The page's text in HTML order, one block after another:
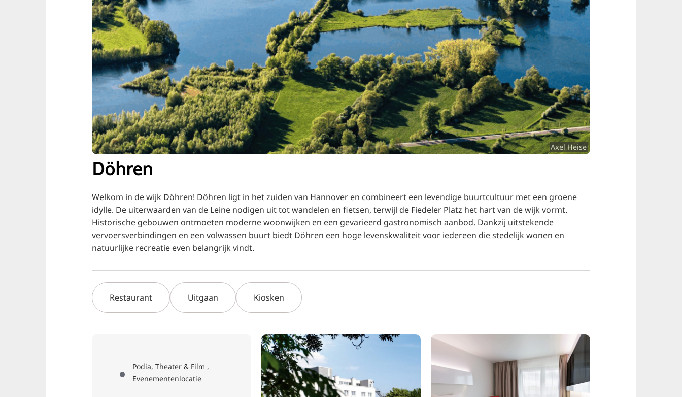
FI
ZH
KO
JA
UK
BG
Axel Heise
Döhren
Welkom in de wijk Döhren! Döhren ligt in het zuiden van Hannover en combineert een levendige buurtcultuur met een groene
idylle. De uiterwaarden van de Leine nodigen uit tot wandelen en fietsen, terwijl de Fiedeler Platz het hart van de wijk vormt.
Historische gebouwen ontmoeten moderne woonwijken en een gevarieerd gastronomisch aanbod. Dankzij uitstekende
vervoersverbindingen en een volwassen buurt biedt Döhren een hoge levenskwaliteit voor iedereen die stedelijk wonen en
natuurlijke recreatie even belangrijk vindt.
Restaurant Uitgaan Kiosken
Podia, Theater & Film ,
Evenementenlocatie